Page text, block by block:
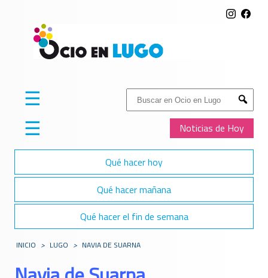
Buscar:
Submit
Noticias de Hoy
☰
☰
Qué hacer hoy
Qué hacer mañana
Qué hacer el fin de semana
INICIO > LUGO > NAVIA DE SUARNA